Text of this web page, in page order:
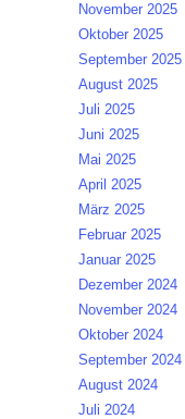
November 2025
Oktober 2025
September 2025
August 2025
Juli 2025
Juni 2025
Mai 2025
April 2025
März 2025
Februar 2025
Januar 2025
Dezember 2024
November 2024
Oktober 2024
September 2024
August 2024
Juli 2024